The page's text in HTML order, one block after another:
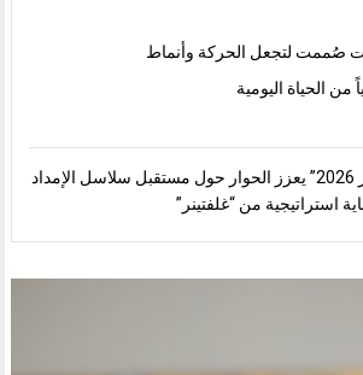
صُممت لتجعل الحركة وأنماط
من الحياة اليومية
“منتدى الشارقة للاستثمار 2026” يعزز الحوار حول مستقبل سلاسل الإمداد
استراتيجية من “غلفتينر”